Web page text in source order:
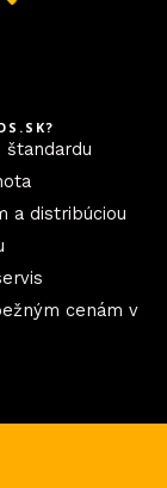
štandardu
a distribúciou
cenám v